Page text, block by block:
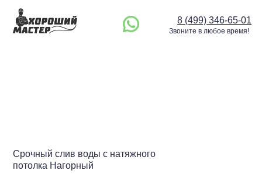
Срочный слив воды с натяжного
потолка Нагорный
8 (499) 346-65-01
Звоните в любое время!